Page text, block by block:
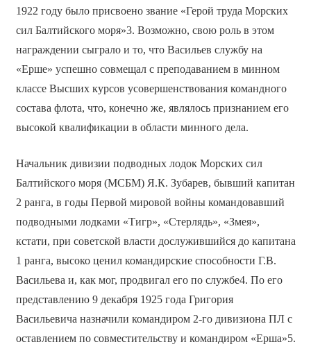
1922 году было присвоено звание «Герой труда Морских
сил Балтийского моря»3. Возможно, свою роль в этом
награждении сыграло и то, что Васильев службу на
«Ерше» успешно совмещал с преподаванием в минном
классе Высших курсов усовершенствования командного
состава флота, что, конечно же, являлось признанием его
высокой квалификации в области минного дела.
Начальник дивизии подводных лодок Морских сил
Балтийского моря (МСБМ) Я.К. Зубарев, бывший капитан
2 ранга, в годы Первой мировой войны командовавший
подводными лодками «Тигр», «Стерлядь», «Змея»,
кстати, при советской власти дослужившийся до капитана
1 ранга, высоко ценил командирские способности Г.В.
Васильева и, как мог, продвигал его по службе4. По его
представлению 9 декабря 1925 года Григория
Васильевича назначили командиром 2-го дивизиона ПЛ с
оставлением по совместительству и командиром «Ерша»5.